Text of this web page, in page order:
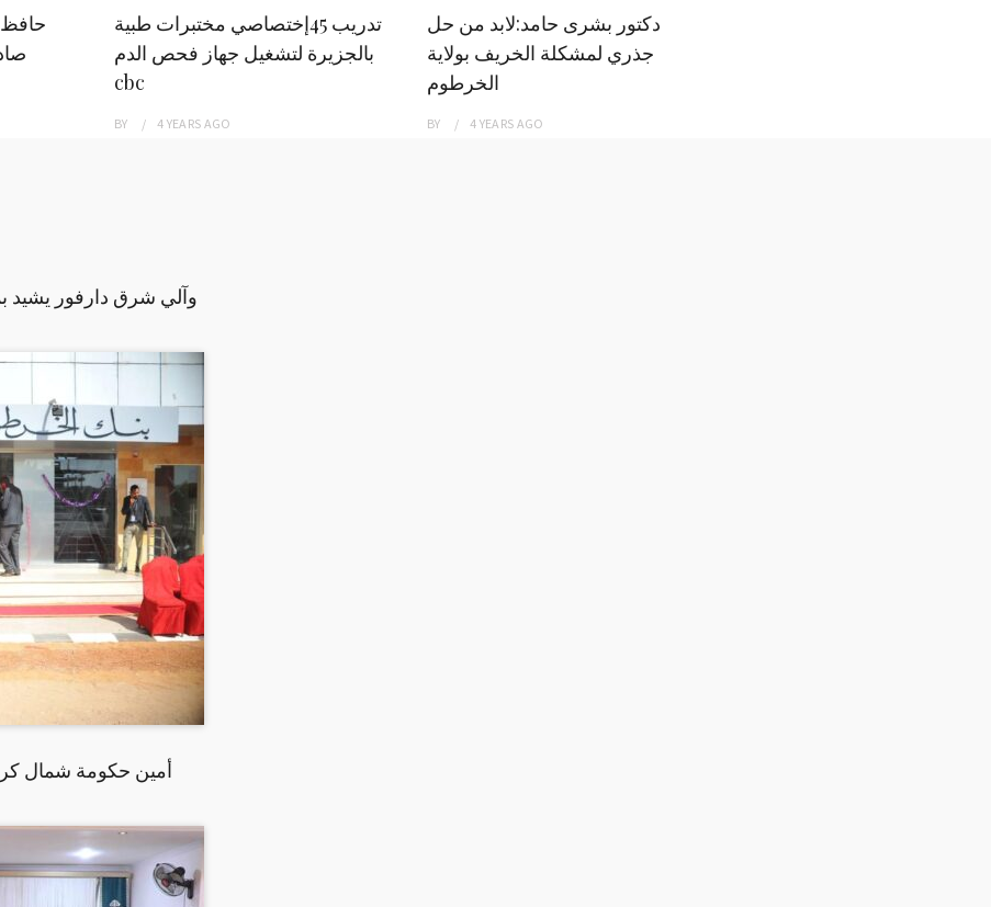
تدريب 45إختصاصي مختبرات طبية
بالجزيرة لتشغيل جهاز فحص الدم
cbc
BY 4 YEARS AGO
دكتور بشرى حامد:لابد من حل
جذري لمشكلة الخريف بولاية
الخرطوم
BY 4 YEARS AGO
وآلي شرق دارفور يشيد
أمين حكومة شمال